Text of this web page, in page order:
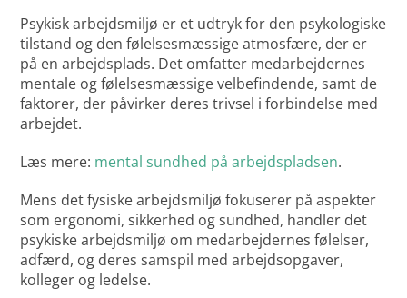
Psykisk arbejdsmiljø er et udtryk for den psykologiske
tilstand og den følelsesmæssige atmosfære, der er
på en arbejdsplads. Det omfatter medarbejdernes
mentale og følelsesmæssige velbefindende, samt de
faktorer, der påvirker deres trivsel i forbindelse med
arbejdet.
Læs mere: mental sundhed på arbejdspladsen.
Mens det fysiske arbejdsmiljø fokuserer på aspekter
som ergonomi, sikkerhed og sundhed, handler det
psykiske arbejdsmiljø om medarbejdernes følelser,
adfærd, og deres samspil med arbejdsopgaver,
kolleger og ledelse.